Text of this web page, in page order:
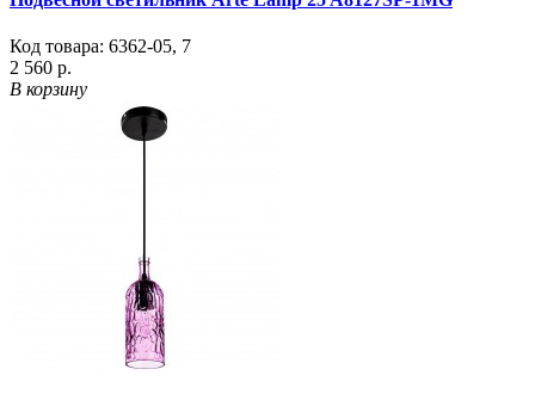
Код товара: 6362-05, 7
2 560 р.
В корзину